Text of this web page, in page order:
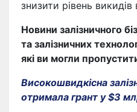
знизити рівень викидів
Новини залізничного
та залізничних
які ви могли
Високошвидкісна
отримала грант у $3